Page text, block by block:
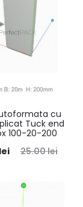
cu
Tuck end
100-20-200
25.00lei
lei